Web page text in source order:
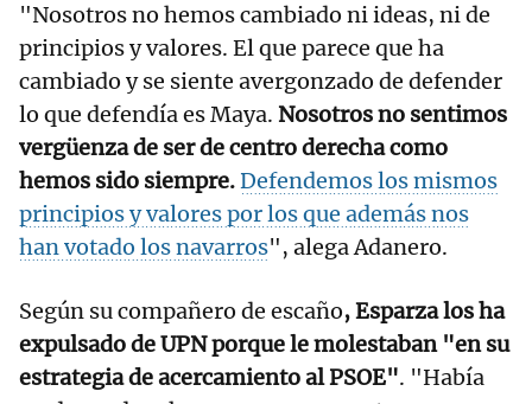
"Nosotros no hemos cambiado ni ideas, ni de
principios y valores. El que parece que ha
cambiado y se siente avergonzado de defender
lo que defendía es Maya. Nosotros no sentimos
vergüenza de ser de centro derecha como
hemos sido siempre.Defendemos los mismos
principios y valores por los que además nos
han votado los navarros", alega Adanero.
Según su compañero de escaño, Esparza los ha
expulsado de UPN porque le molestaban "en su
estrategia de acercamiento al PSOE". "Había